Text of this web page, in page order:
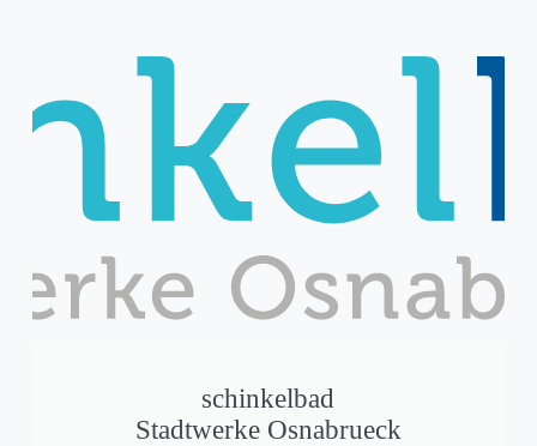
schinkelbad
Stadtwerke Osnabrueck